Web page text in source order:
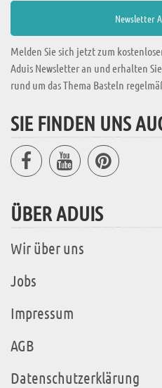
Melden Sie sich jetzt zum
Aduis Newsletter an und erhalten
rund um das Thema Basteln
SIE FINDEN UNS
ÜBER ADUIS
Wir über uns
Jobs
Impressum
AGB
Datenschutzerklärung